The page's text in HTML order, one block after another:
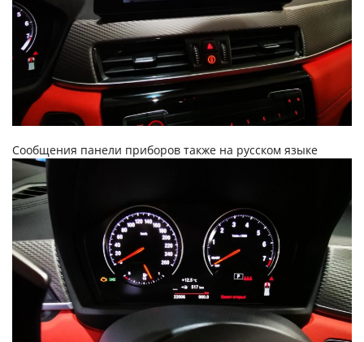
Сообщения панели приборов также на русском языке